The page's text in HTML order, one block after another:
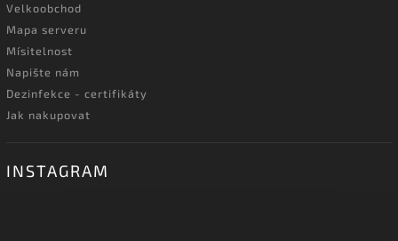
Velkoobchod
Mapa serveru
Mísitelnost
Napište nám
Dezinfekce - certifikáty
Jak nakupovat
INSTAGRAM